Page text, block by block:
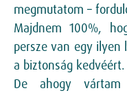
megmutatom –
Majdnem 100%,
persze van egy ilyen
a biztonság kedvéért.
De ahogy